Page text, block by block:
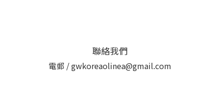
聯絡我們
電郵 / gwkoreaolinea@gmail.com